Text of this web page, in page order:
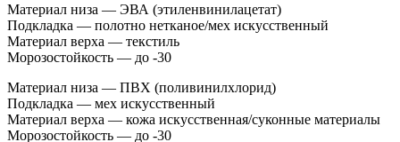
Материал низа — ЭВА (этиленвинилацетат)
Подкладка — полотно нетканое/мех искусственный
Материал верха — текстиль
Морозостойкость — до -30
Материал низа — ПВХ (поливинилхлорид)
Подкладка — мех искусственный
Материал верха — кожа искусственная/суконные материалы
Морозостойкость — до -30